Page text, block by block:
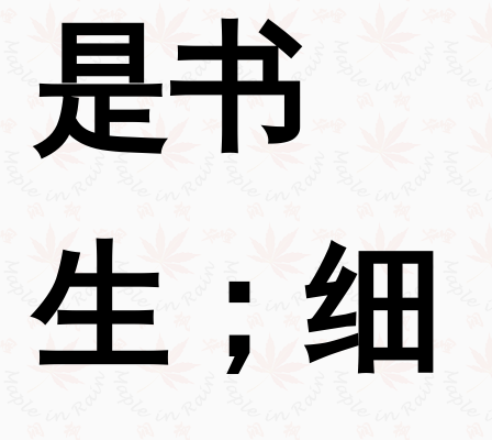
是书
生；细